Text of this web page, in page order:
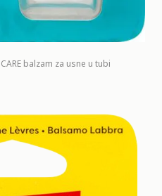
CARE balzam za usne u tubi